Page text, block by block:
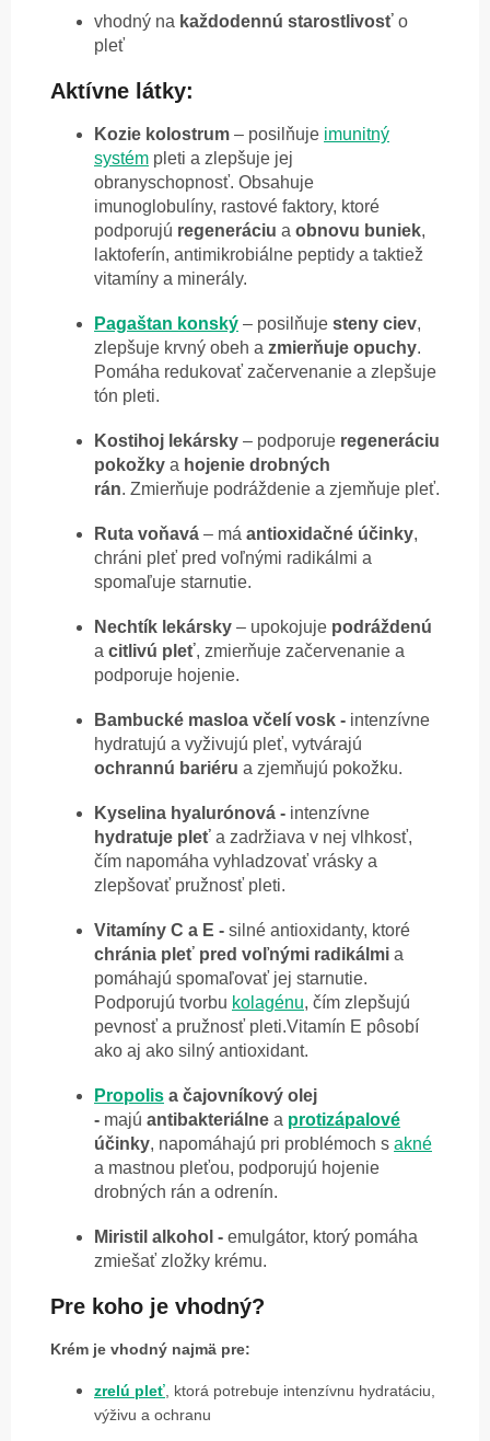
vhodný na každodennú starostlivosť o
pleť
Aktívne látky:
Kozie kolostrum – posilňuje imunitný
systém pleti a zlepšuje jej
obranyschopnosť. Obsahuje
imunoglobulíny, rastové faktory, ktoré
podporujú regeneráciu a obnovu buniek,
laktoferín, antimikrobiálne peptidy a taktiež
vitamíny a minerály.
Pagaštan konský – posilňuje steny ciev,
zlepšuje krvný obeh a zmierňuje opuchy.
Pomáha redukovať začervenanie a zlepšuje
tón pleti.
Kostihoj lekársky – podporuje regeneráciu
pokožky a hojenie drobných
rán. Zmierňuje podráždenie a zjemňuje pleť.
Ruta voňavá – má antioxidačné účinky,
chráni pleť pred voľnými radikálmi a
spomaľuje starnutie.
Nechtík lekársky – upokojuje podráždenú
a citlivú pleť, zmierňuje začervenanie a
podporuje hojenie.
Bambucké masloa včelí vosk - intenzívne
hydratujú a vyživujú pleť, vytvárajú
ochrannú bariéru a zjemňujú pokožku.
Kyselina hyalurónová - intenzívne
hydratuje pleť a zadržiava v nej vlhkosť,
čím napomáha vyhladzovať vrásky a
zlepšovať pružnosť pleti.
Vitamíny C a E - silné antioxidanty, ktoré
chránia pleť pred voľnými radikálmi a
pomáhajú spomaľovať jej starnutie.
Podporujú tvorbu kolagénu, čím zlepšujú
pevnosť a pružnosť pleti.Vitamín E pôsobí
ako aj ako silný antioxidant.
Propolis a čajovníkový olej
- majú antibakteriálne a protizápalové
účinky, napomáhajú pri problémoch s akné
a mastnou pleťou, podporujú hojenie
drobných rán a odrenín.
Miristil alkohol - emulgátor, ktorý pomáha
zmiešať zložky krému.
Pre koho je vhodný?
Krém je vhodný najmä pre:
zrelú pleť , ktorá potrebuje intenzívnu hydratáciu,
výživu a ochranu